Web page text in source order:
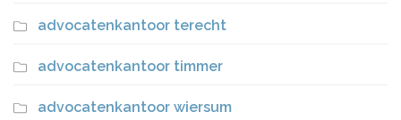
advocatenkantoor terecht
advocatenkantoor timmer
advocatenkantoor wiersum